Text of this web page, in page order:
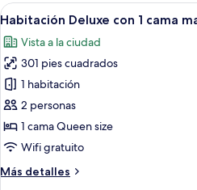
Abrir
todas
las
fotos
de
Habitación
Deluxe
con
cama
4
Habitación Deluxe con 1 cama
Vista a la ciudad
301 pies cuadrados
1 habitación
2 personas
1 cama Queen size
Wifi gratuito
Más detalles
Más